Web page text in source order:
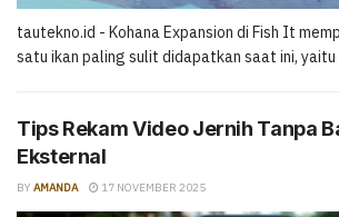
tautekno.id - Kohana Expansion di Fish It
satu ikan paling sulit didapatkan saat ini, yaitu
Tips Rekam Video Jernih Tanpa
Eksternal
BY AMANDA 17 NOVEMBER 2025